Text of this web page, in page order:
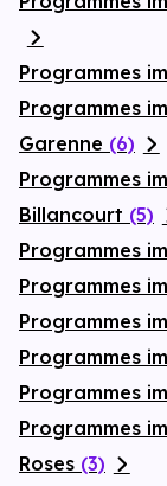
Programmes
Programmes
Garenne (6)
Programmes
Billancourt (5)
Programmes
Programmes
Programmes
Programmes
Programmes
Programmes
Roses (3)